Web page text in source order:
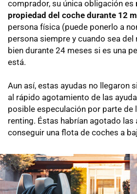
comprador, su única obligación es
propiedad del coche durante 12
persona física (puede ponerlo a
persona siempre y cuando sea del
bien durante 24 meses si es una
está.
Aun así, estas ayudas no llegaron
al rápido agotamiento de las
posible especulación por parte de
renting. Éstas habrían agotado las
conseguir una flota de coches a